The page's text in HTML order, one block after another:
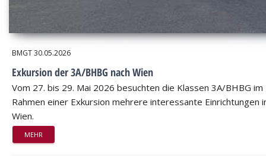
BMGT30.05.2026
Exkursion der 3A/BHBG nach Wien
Vom 27. bis 29. Mai 2026 besuchten die Klassen 3A/BHBG im
Rahmen einer Exkursion mehrere interessante Einrichtungen
Wien.
MEHR